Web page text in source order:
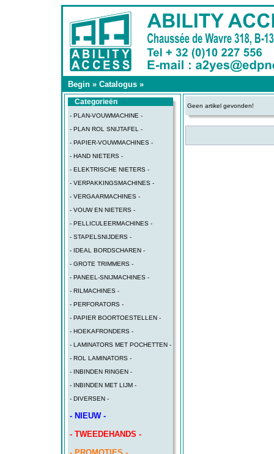
Begin » Catalogus »
Categorieën
- PLAN-VOUWMACHINE -
- PLAN ROL SNIJTAFEL -
- PAPIER-VOUWMACHINES -
- HAND NIETERS -
- ELEKTRISCHE NIETERS -
- VERPAKKINGSMACHINES -
- VERGAARMACHINES -
- VOUW EN NIETERS -
- PELLICULEERMACHINES -
- STAPELSNIJDERS -
- IDEAL BORDSCHAREN -
- GROTE TRIMMERS -
- PANEEL-SNIJMACHINES -
- RILMACHINES -
- PERFORATORS -
- PAPIER BOORTOESTELLEN -
- HOEKAFRONDERS -
- LAMINATORS MET POCHETTEN -
- ROL LAMINATORS -
- INBINDEN RINGEN -
- INBINDEN MET LIJM -
- DIVERSEN -
- NIEUW -
- TWEEDEHANDS -
Geen artikel gevonden!